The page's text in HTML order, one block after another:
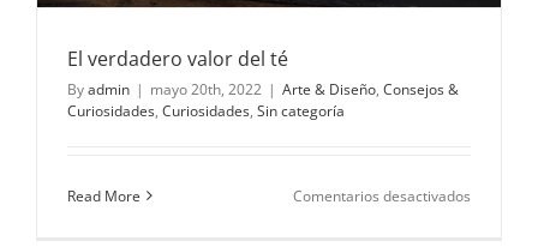
El verdadero valor del té
Byadmin | mayo 20th, 2022 | Arte & Diseño, Consejos &
Curiosidades, Curiosidades, Sin categoría
Read More Comentarios desactivados